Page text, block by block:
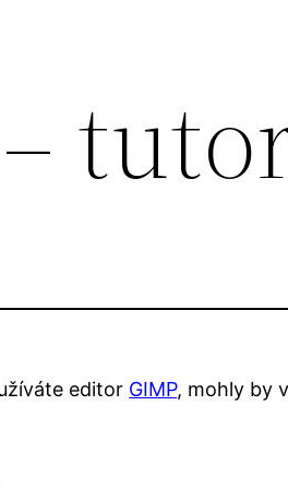
editor GIMP, mohly by